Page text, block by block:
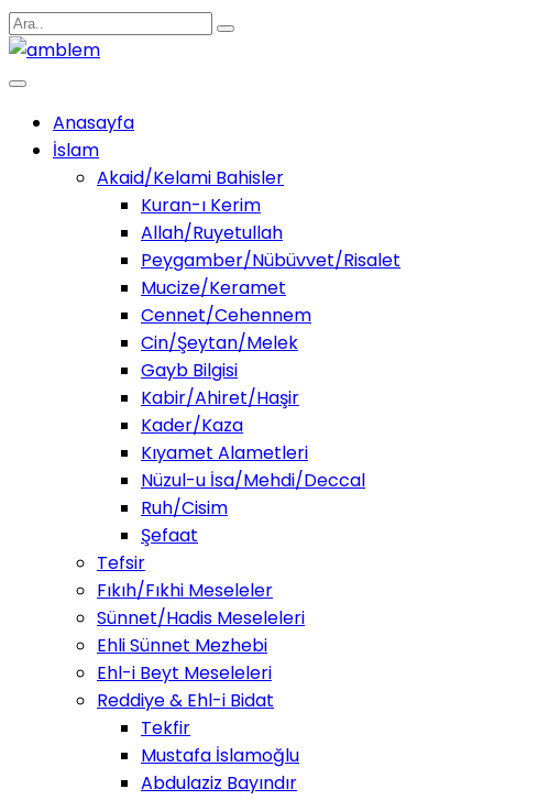
Anasayfa
İslam
Akaid/Kelami Bahisler
Kuran-ı Kerim
Allah/Ruyetullah
Peygamber/Nübüvvet/Risalet
Mucize/Keramet
Cennet/Cehennem
Cin/Şeytan/Melek
Gayb Bilgisi
Kabir/Ahiret/Haşir
Kader/Kaza
Kıyamet Alametleri
Nüzul-u İsa/Mehdi/Deccal
Ruh/Cisim
Şefaat
Tefsir
Fıkıh/Fıkhi Meseleler
Sünnet/Hadis Meseleleri
Ehli Sünnet Mezhebi
Ehl-i Beyt Meseleleri
Reddiye & Ehl-i Bidat
Tekfir
Mustafa İslamoğlu
Abdulaziz Bayındır